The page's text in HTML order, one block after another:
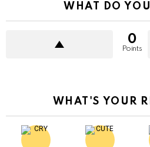
WHAT DO
0
Points
WHAT'S YOUR